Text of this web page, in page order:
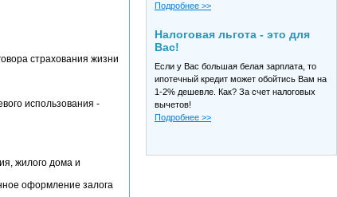
страхования жизни
использования -
жилого дома и
оформление залога
Подробнее >>
Налоговая льгота - это для
Вас!
Если у Вас большая белая зарплата, то
ипотечный кредит может обойтись Вам на
1-2% дешевле. Как? За счет налоговых
вычетов!
Подробнее >>